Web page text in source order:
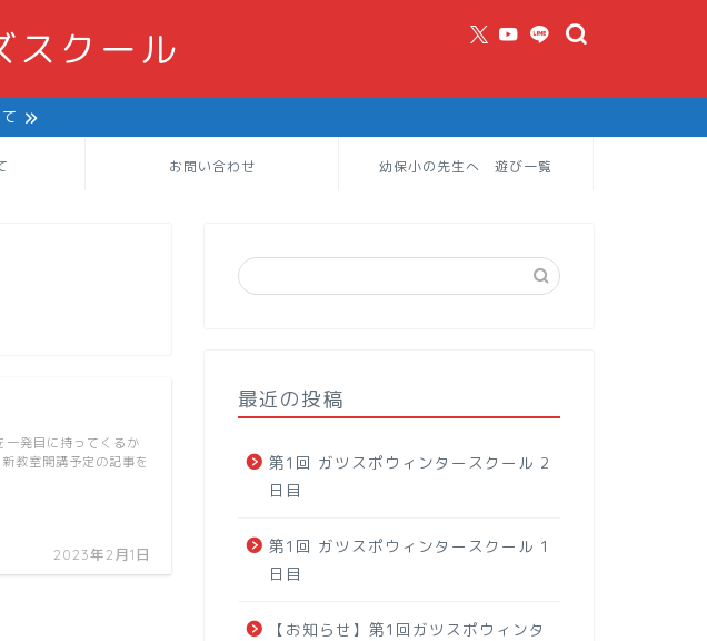
スクール
お問い合わせ 幼保小の先生へ 遊び一覧
2023年2月1日
一発目に持ってくるか
教室開講予定の記事を
最近の投稿
第1回 ガツスポウィンタースクール 2
日目
第1回 ガツスポウィンタースクール 1
日目
【お知らせ】第1回ガツスポウィンタ